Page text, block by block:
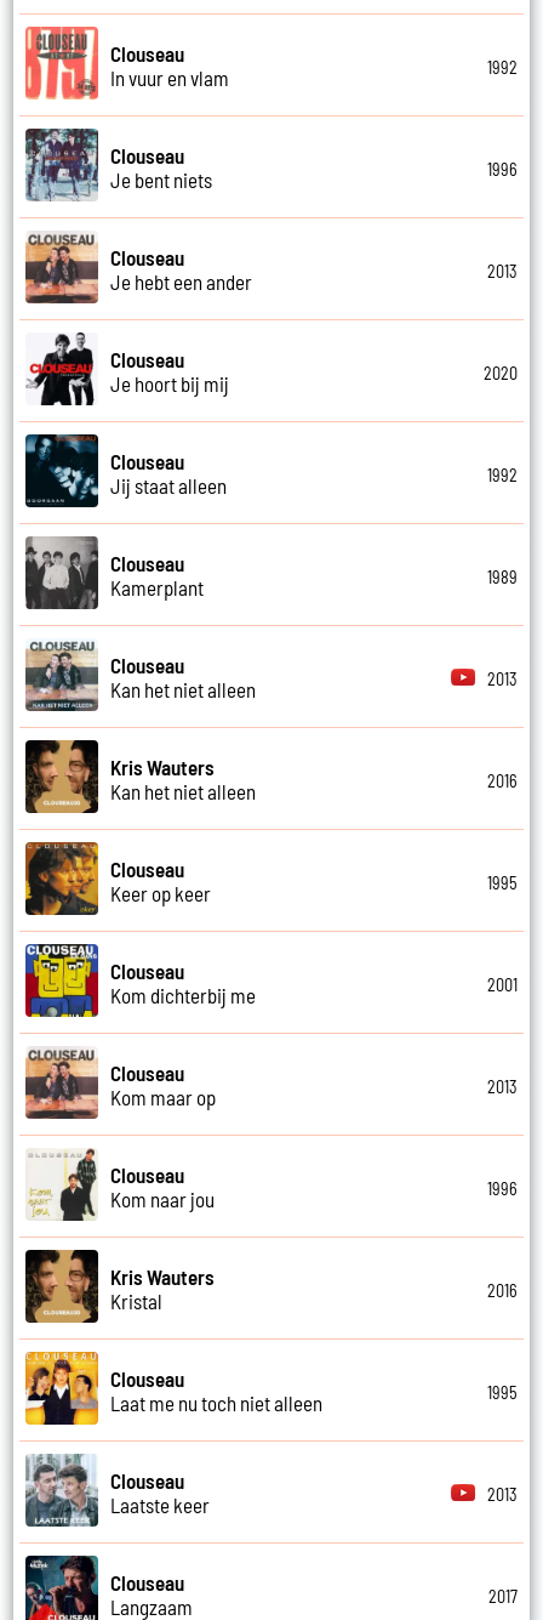
Clouseau
In vuur en vlam
1992
Clouseau
Je bent niets
1996
Clouseau
Je hebt een ander
2013
Clouseau
Je hoort bij mij
2020
Clouseau
Jij staat alleen
1992
Clouseau
Kamerplant
1989
Clouseau
Kan het niet alleen
2013
Kris Wauters
Kan het niet alleen
2016
Clouseau
Keer op keer
1995
Clouseau
Kom dichterbij me
2001
Clouseau
Kom maar op
2013
Clouseau
Kom naar jou
1996
Kris Wauters
Kristal
2016
Clouseau
Laat me nu toch niet alleen
1995
Clouseau
Laatste keer
2013
Clouseau
Langzaam
2017